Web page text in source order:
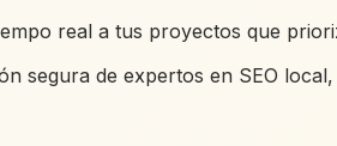
real a tus proyectos que
segura de expertos en SEO